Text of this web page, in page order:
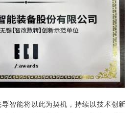
智能将以此为契机，持续以技术创新